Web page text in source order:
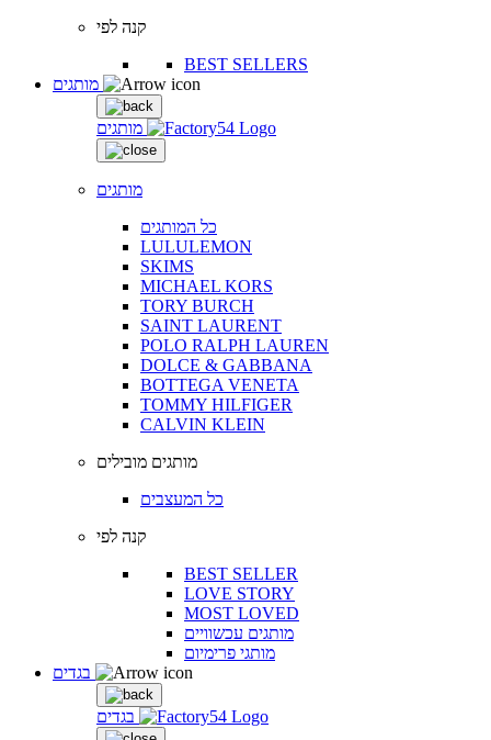
קנה לפי
BEST SELLERS
מותגים
מותגים
כל המותגים
LULULEMON
SKIMS
MICHAEL KORS
TORY BURCH
SAINT LAURENT
POLO RALPH LAUREN
DOLCE & GABBANA
BOTTEGA VENETA
TOMMY HILFIGER
CALVIN KLEIN
מותגים מובילים
כל המעצבים
קנה לפי
BEST SELLER
LOVE STORY
MOST LOVED
מותגים עכשוויים
מותגי פרימיום
בגדים